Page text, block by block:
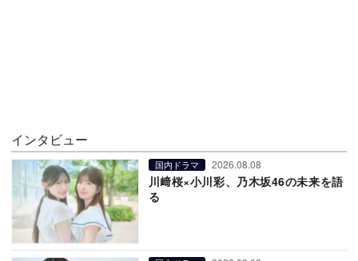
インタビュー
国内ドラマ 2026.08.08
川﨑桜×小川彩、乃木坂46の未来を語
る